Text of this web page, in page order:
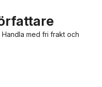
med fri frakt och